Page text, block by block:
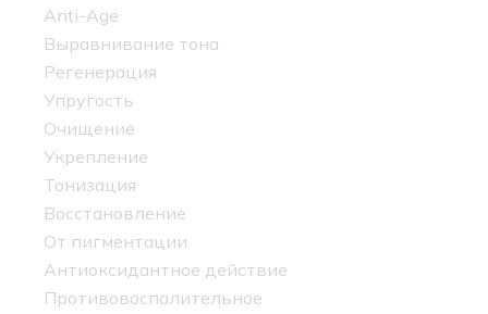
Anti-Age
Выравнивание тона
Регенерация
Упругость
Очищение
Укрепление
Тонизация
Восстановление
От пигментации
Антиоксидантное действие
Противовоспалительное